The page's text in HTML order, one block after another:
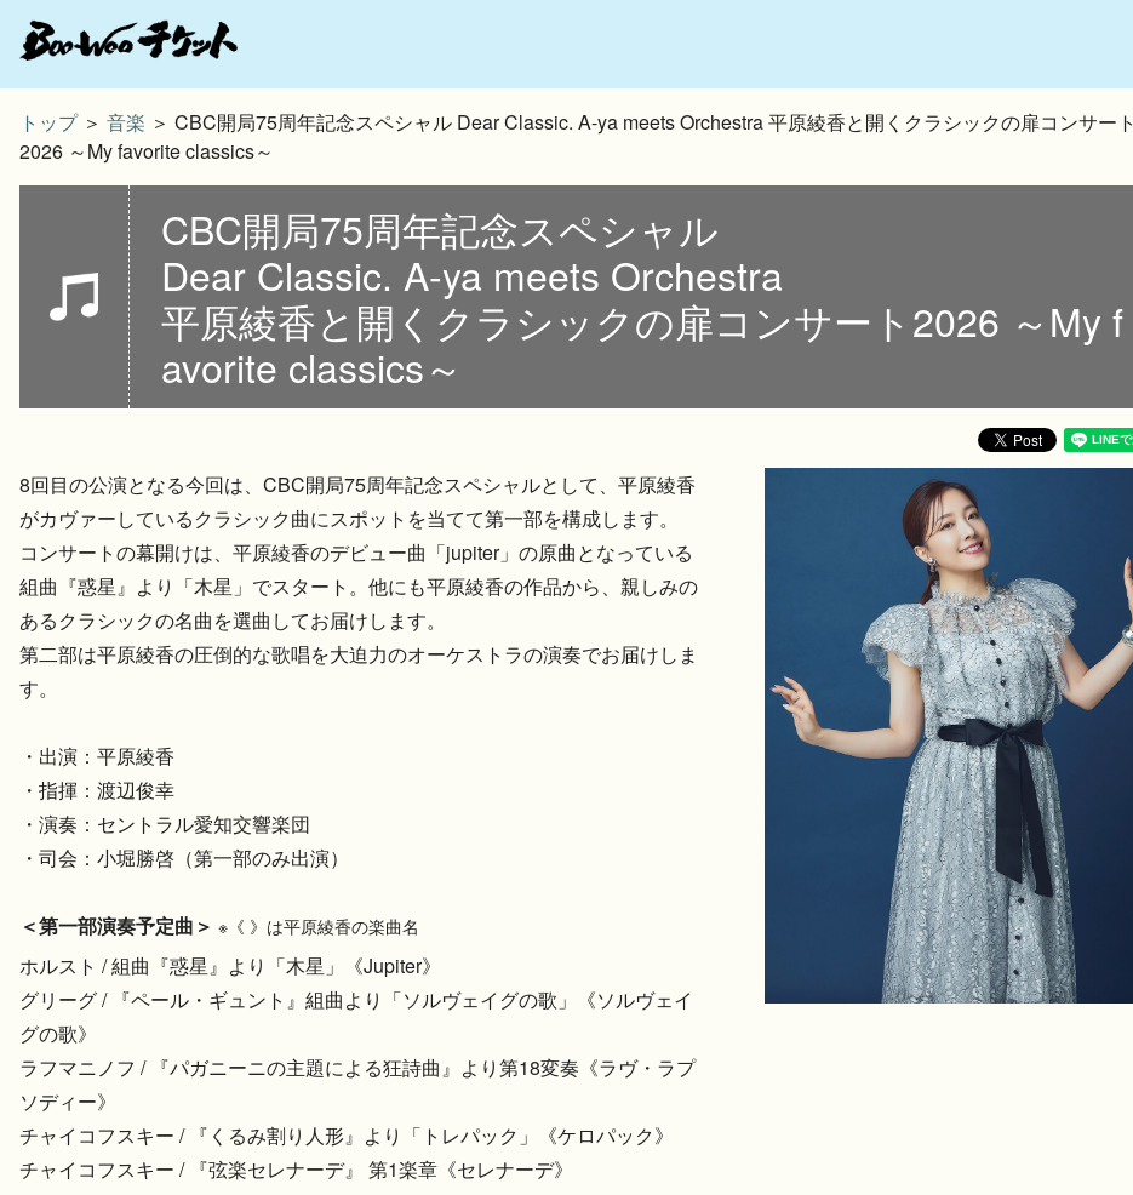
トップ＞ 音楽 ＞ CBC開局75周年記念スペシャル Dear Classic. A-ya meets Orchestra 平原綾香と開くクラシックの扉コンサート
2026 ～My favorite classics～
CBC開局75周年記念スペシャル
Dear Classic. A-ya meets Orchestra
平原綾香と開くクラシックの扉コンサート2026 ～My f
avorite classics～
8回目の公演となる今回は、CBC開局75周年記念スペシャルとして、平原綾香
がカヴァーしているクラシック曲にスポットを当てて第一部を構成します。
コンサートの幕開けは、平原綾香のデビュー曲「jupiter」の原曲となっている
組曲『惑星』より「木星」でスタート。他にも平原綾香の作品から、親しみの
あるクラシックの名曲を選曲してお届けします。
第二部は平原綾香の圧倒的な歌唱を大迫力のオーケストラの演奏でお届けしま
す。
・出演：平原綾香
・指揮：渡辺俊幸
・演奏：セントラル愛知交響楽団
・司会：小堀勝啓（第一部のみ出演）
＜第一部演奏予定曲＞ ※《 》は平原綾香の楽曲名
ホルスト / 組曲『惑星』より「木星」《Jupiter》
グリーグ / 『ペール・ギュント』組曲より「ソルヴェイグの歌」《ソルヴェイ
グの歌》
ラフマニノフ / 『パガニーニの主題による狂詩曲』より第18変奏《ラヴ・ラプ
ソディー》
チャイコフスキー / 『くるみ割り人形』より「トレパック」《ケロパック》
チャイコフスキー / 『弦楽セレナーデ』 第1楽章《セレナーデ》